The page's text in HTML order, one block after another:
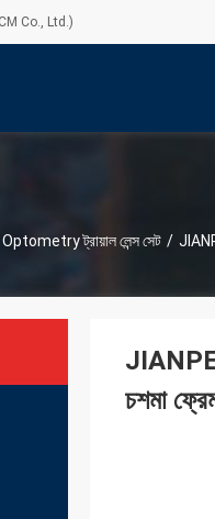
Co., Ltd.)
Optometry ট্রায়াল লেন্স সেট /
চশমা